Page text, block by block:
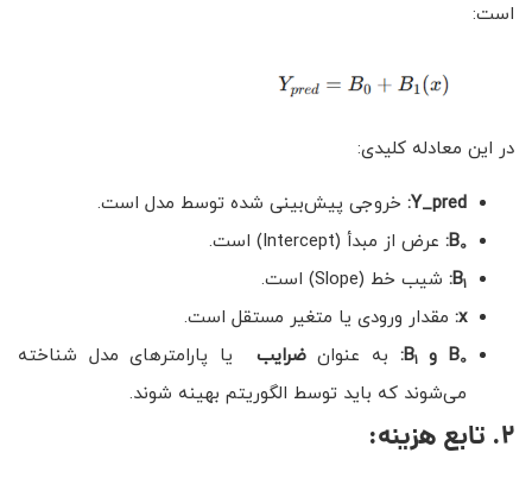
است:
در این معادله کلیدی:
Y_pred
: خروجی پیش‌بینی شده توسط مدل است.
B0
: عرض از مبدأ (Intercept) است.
B1
: شیب خط (Slope) است.
x
: مقدار ورودی یا متغیر مستقل است.
B0 و B1
: به عنوانضرایب
یا پارامترهای مدل شناخته
می‌شوند که باید توسط الگوریتم بهینه شوند.
۲. تابع هزینه: